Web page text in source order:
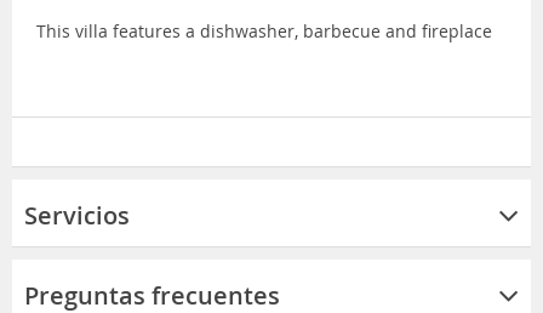
This villa features a dishwasher, barbecue and fireplace
Servicios
Preguntas frecuentes